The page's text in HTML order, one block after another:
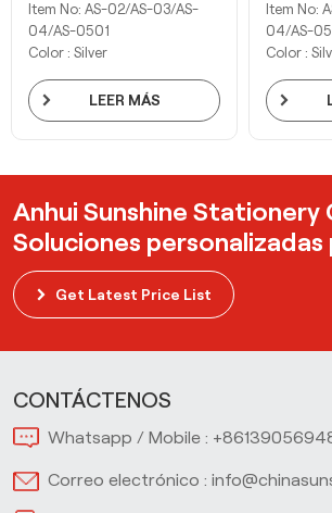
Item No: AS-02/AS-03/AS-
04/AS-0501
Color : Silver
LEER MÁS
Item No:
04/AS-
Color :
Anhui Sunshine Stationery
Soluciones
Get Latest Price List
CONTÁCTENOS
Whatsapp / Mobile :
Correo electrónico :